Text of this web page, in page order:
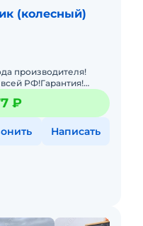
(колесный)
производителя!
РФ!Гарантия!
ZL30 -
ис₽
Написать